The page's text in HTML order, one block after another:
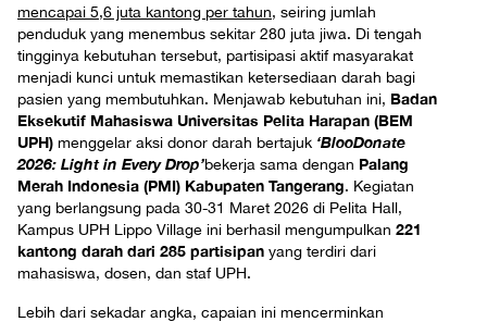
mencapai 5,6 juta kantong per tahun, seiring jumlah
penduduk yang menembus sekitar 280 juta jiwa. Di tengah
tingginya kebutuhan tersebut, partisipasi aktif masyarakat
menjadi kunci untuk memastikan ketersediaan darah bagi
pasien yang membutuhkan. Menjawab kebutuhan ini, Badan
Eksekutif Mahasiswa Universitas Pelita Harapan (BEM
UPH) menggelar aksi donor darah bertajuk ‘BlooDonate
2026: Light in Every Drop’bekerja sama dengan Palang
Merah Indonesia (PMI) Kabupaten Tangerang. Kegiatan
yang berlangsung pada 30-31 Maret 2026 di Pelita Hall,
Kampus UPH Lippo Village ini berhasil mengumpulkan 221
kantong darah dari 285 partisipan yang terdiri dari
mahasiswa, dosen, dan staf UPH.
Lebih dari sekadar angka, capaian ini mencerminkan